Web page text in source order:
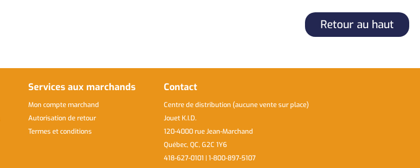
Retour au haut
Services aux marchands
Mon compte marchand
Autorisation de retour
Termes et conditions
Contact
Centre de distribution (aucune vente sur place)
Jouet K.I.D.
120-4000 rue Jean-Marchand
Québec, QC, G2C 1Y6
418-627-0101 | 1-800-897-5107